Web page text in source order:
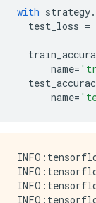
        args {
        }
      }
  }
with strategy.
test_loss =
name=
name=